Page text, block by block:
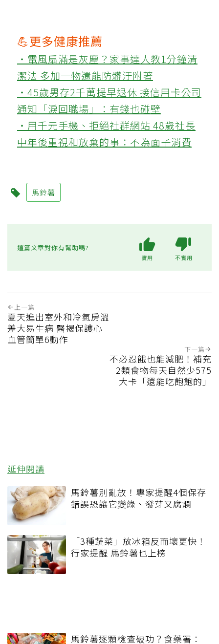
💪更多健康推薦
‧電風扇滿是灰塵？家事達人教1分鐘清
潔法 多加一物還能防髒汙附著
‧45歲男存2千萬提早退休 接信用卡公司
通知「淚回職場」：有錢也碰壁
‧用千元手機、拒絕社群網站 48歲社長
中年後重視和放棄的事：不為面子消費
馬鈴薯
這篇文章對你有幫助嗎?
實用 不實用
上一篇
夏天進出室外和冷氣房溫
差大易生病 醫揭保護心
血管簡單6動作
下一篇
不必忍餓也能減肥！補充
2類食物每天自然少575
大卡「還能吃飽飽的」
延伸閱讀
馬鈴薯別亂放！專家提醒4個保存
錯誤恐讓它變綠、發芽又腐爛
「3種蔬菜」放冰箱反而壞更快！
行家提醒 馬鈴薯也上榜
馬鈴薯逐顆檢查破功？食藥署：